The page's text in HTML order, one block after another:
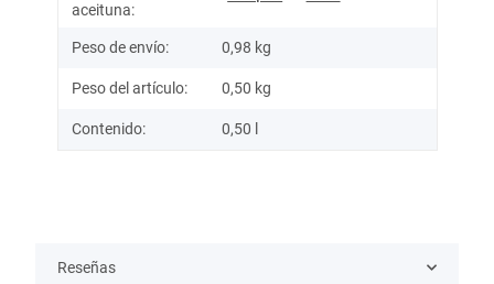
aceituna:
Peso de envío: 0,98 kg
Peso del artículo: 0,50 kg
Contenido: 0,50 l
Reseñas